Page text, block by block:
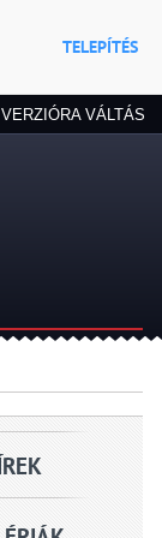
TELEPÍTÉS
VÁLTÁS